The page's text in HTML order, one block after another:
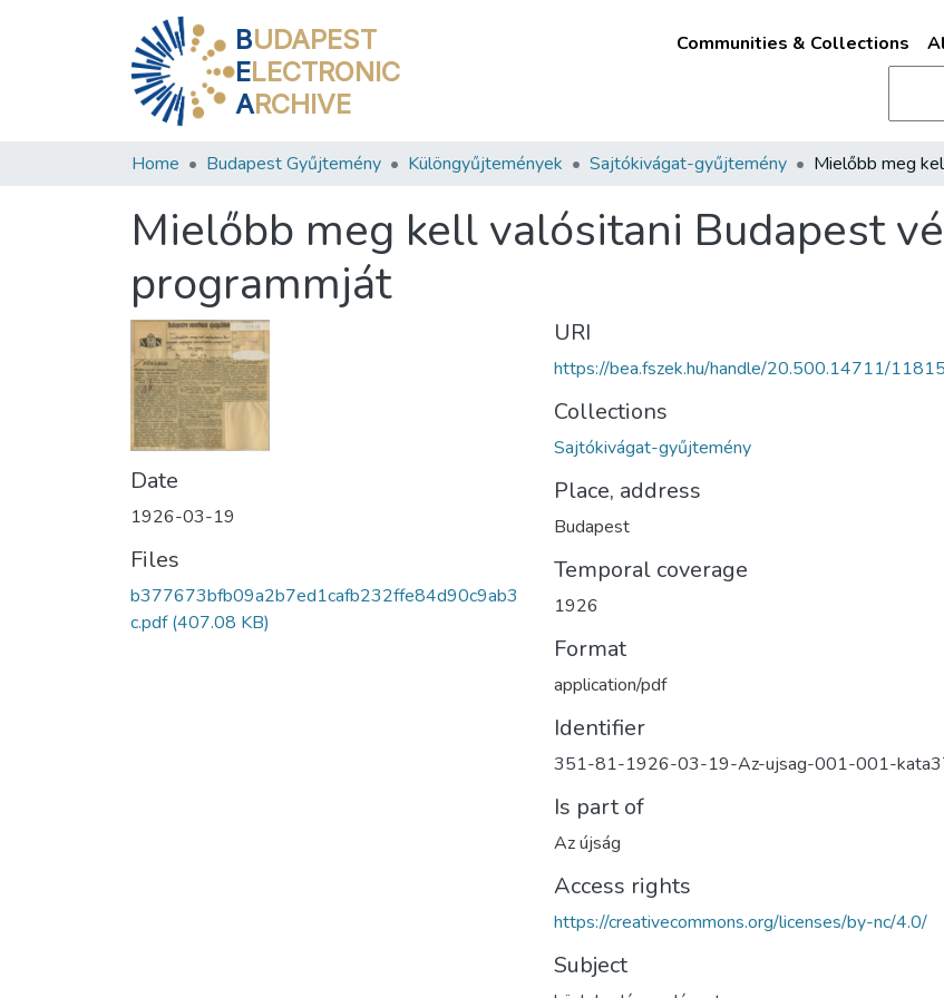
BUDAPEST
ELECTRONIC
ARCHIVE
Communities & Collections
Home Budapest Gyűjtemény Különgyűjtemények Sajtókivágat-gyűjtemény
Mielőbb meg kell valósitani Budapest
programmját
Date
1926-03-19
Files
b377673bfb09a2b7ed1cafb232ffe84d90c9ab3
c.pdf(407.08 KB)
URI
https://bea.fszek.hu/handle/20.500.14711/
Collections
Sajtókivágat-gyűjtemény
Place, address
Budapest
Temporal coverage
1926
Format
application/pdf
Identifier
351-81-1926-03-19-Az-ujsag-001-001-
Is part of
Az újság
Access rights
https://creativecommons.org/licenses/by-nc/4.0/
Subject